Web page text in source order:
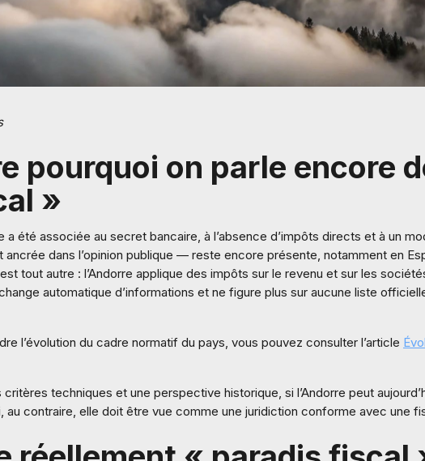
pourquoi on parle encore
»
a été associée au secret bancaire, à l’absence d’impôts directs et à un
dans l’opinion publique — reste encore présente, notamment en
tout autre : l’Andorre applique des impôts sur le revenu et sur les
automatique d’informations et ne figure plus sur aucune liste
l’évolution du cadre normatif du pays, vous pouvez consulter l’article
techniques et une perspective historique, si l’Andorre peut
au contraire, elle doit être vue comme une juridiction conforme avec une